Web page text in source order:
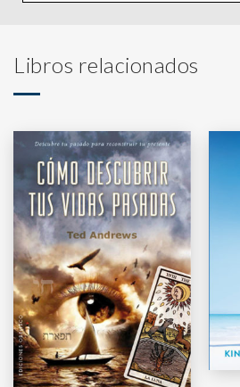
Libros relacionados